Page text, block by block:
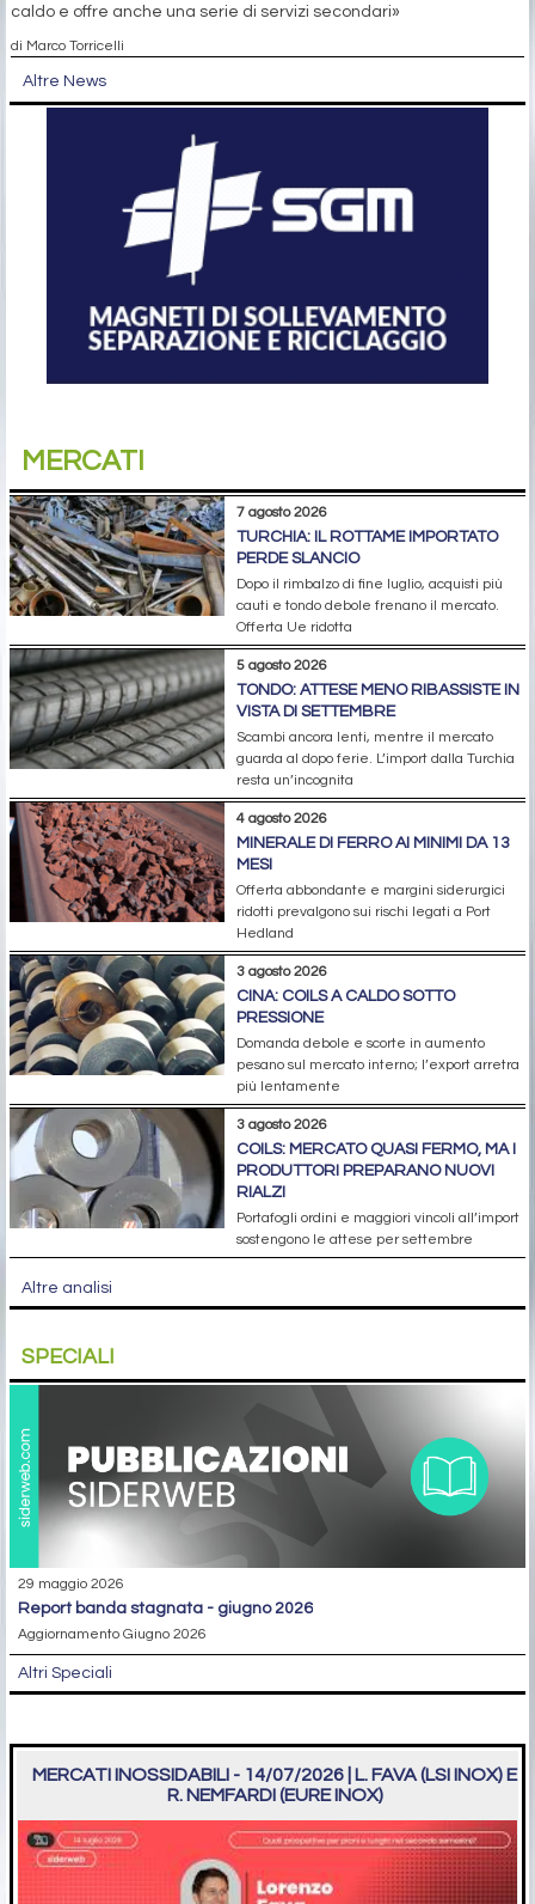
caldo e offre anche una serie di servizi secondari»
di Marco Torricelli
Altre News
MERCATI
7 agosto 2026
TURCHIA: IL ROTTAME IMPORTATO
PERDE SLANCIO
Dopo il rimbalzo di fine luglio, acquisti più
cauti e tondo debole frenano il mercato.
Offerta Ue ridotta
5 agosto 2026
TONDO: ATTESE MENO RIBASSISTE IN
VISTA DI SETTEMBRE
Scambi ancora lenti, mentre il mercato
guarda al dopo ferie. L’import dalla Turchia
resta un’incognita
4 agosto 2026
MINERALE DI FERRO AI MINIMI DA 13
MESI
Offerta abbondante e margini siderurgici
ridotti prevalgono sui rischi legati a Port
Hedland
3 agosto 2026
CINA: COILS A CALDO SOTTO
PRESSIONE
Domanda debole e scorte in aumento
pesano sul mercato interno; l’export arretra
più lentamente
3 agosto 2026
COILS: MERCATO QUASI FERMO, MA I
PRODUTTORI PREPARANO NUOVI
RIALZI
Portafogli ordini e maggiori vincoli all’import
sostengono le attese per settembre
Altre analisi
SPECIALI
29 maggio 2026
report banda stagnata - giugno 2026
Aggiornamento Giugno 2026
Altri Speciali
MERCATI INOSSIDABILI - 14/07/2026 | L. FAVA (LSI INOX) E
R. NEMFARDI (EURE INOX)